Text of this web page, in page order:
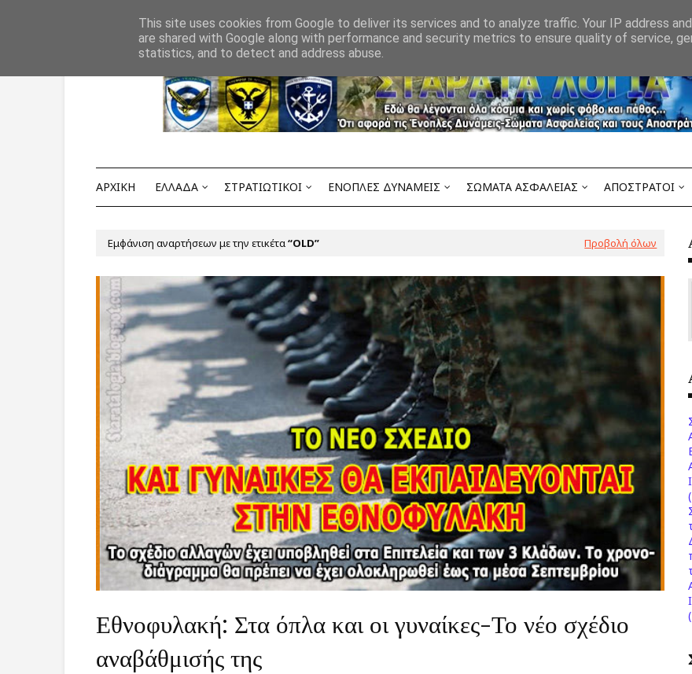
ΑΡΧΙΚΗ ΕΛΛΑΔΑ ΣΤΡΑΤΙΩΤΙΚΟΙ ΕΝΟΠΛΕΣ ΔΥΝΑΜΕΙΣ ΣΩΜΑΤΑ ΑΣΦΑΛΕΙΑΣ ΑΠΟΣΤΡΑΤΟΙ
Εμφάνιση αναρτήσεων με την ετικέτα OLD Προβολή όλων
Εθνοφυλακή: Στα όπλα και οι γυναίκες-Το νέο σχέδιο
αναβάθμισής της
This site uses cookies from Google to deliver its services and to analyze traffic. Your IP address
are shared with Google along with performance and security metrics to ensure quality of service,
statistics, and to detect and address abuse.